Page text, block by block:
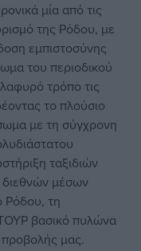
μία από τις
της Ρόδου, με
εμπιστοσύνης
του περιοδικού
τρόπο τις
το πλούσιο
με τη σύγχρονη
ταξιδιών
μέσων
Ρόδου, τη
βασικό πυλώνα
προβολής μας.